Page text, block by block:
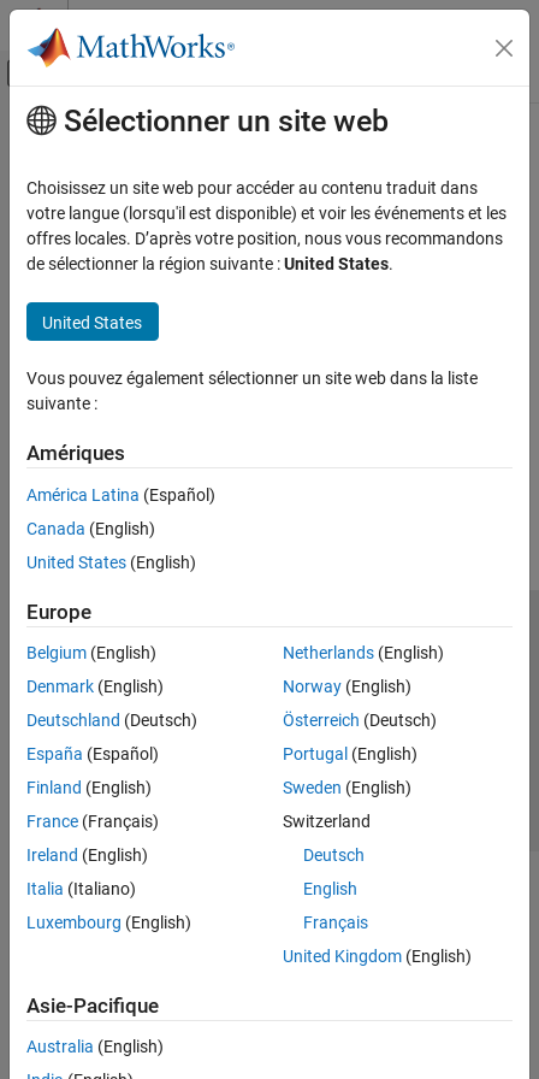
Passer au contenu
Activer/désactiver l'affichage du menu
Accueil de la documentation
Contenu principal
How useful was this information?
Sélectionner un site web
Choisissez un site web pour accéder au contenu traduit dans
votre langue (lorsqu'il est disponible) et voir les événements et les
offres locales. D’après votre position, nous vous recommandons
de sélectionner la région suivante :United States.
United States
Vous pouvez également sélectionner un site web dans la liste
suivante :
Amériques
América Latina (Español)
Canada (English)
United States (English)
Europe
Belgium (English)
Denmark (English)
Deutschland (Deutsch)
España (Español)
Finland (English)
France (Français)
Ireland (English)
Italia (Italiano)
Luxembourg (English)
Netherlands(English)
Norway(English)
Österreich (Deutsch)
Portugal (English)
Sweden (English)
Switzerland
Deutsch
English
Français
United Kingdom(English)
Asie-Pacifique
Australia (English)
Lutte anti-piratage
Contacts locaux
© 1994-2026 The MathWorks, Inc.